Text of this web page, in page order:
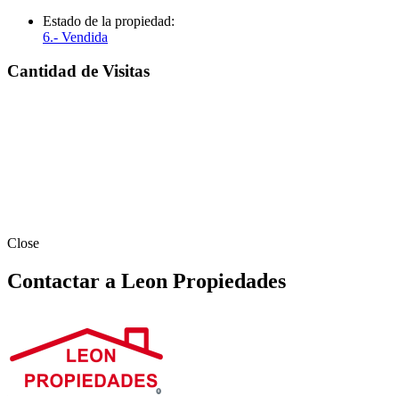
Estado de la propiedad:
6.- Vendida
Cantidad de Visitas
Close
Contactar a Leon Propiedades